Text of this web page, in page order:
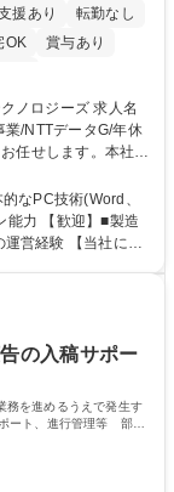
援あり
転勤なし
OK
賞与あり
ジーズ 求人名
業/NTTデータG/年休
ではなく、社員や現
軟に対応いただくこ
業務のサポート■来
手続き等の労務サ
点運営に関わる管理
なPC技術(Word、
能力 【歓迎】■製造
当社につ
は充実しているとと
の入稿サポー
務を進めるうえで発生す
ート、進行管理等 部内